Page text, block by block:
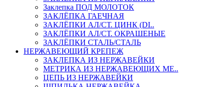
Заклепка ПОД МОЛОТОК
ЗАКЛЁПКА ГАЕЧНАЯ
ЗАКЛЁПКИ АЛ/СТ. ЦИНК (DI..
ЗАКЛЁПКИ АЛ/СТ. ОКРАШЕНЫЕ
ЗАКЛЁПКИ СТАЛЬ/СТАЛЬ
НЕРЖАВЕЮЩИЙ КРЕПЕЖ
ЗАКЛЕПКА ИЗ НЕРЖАВЕЙКИ
МЕТРИКА ИЗ НЕРЖАВЕЮЩИХ МЕ..
ЦЕПЬ ИЗ НЕРЖАВЕЙКИ